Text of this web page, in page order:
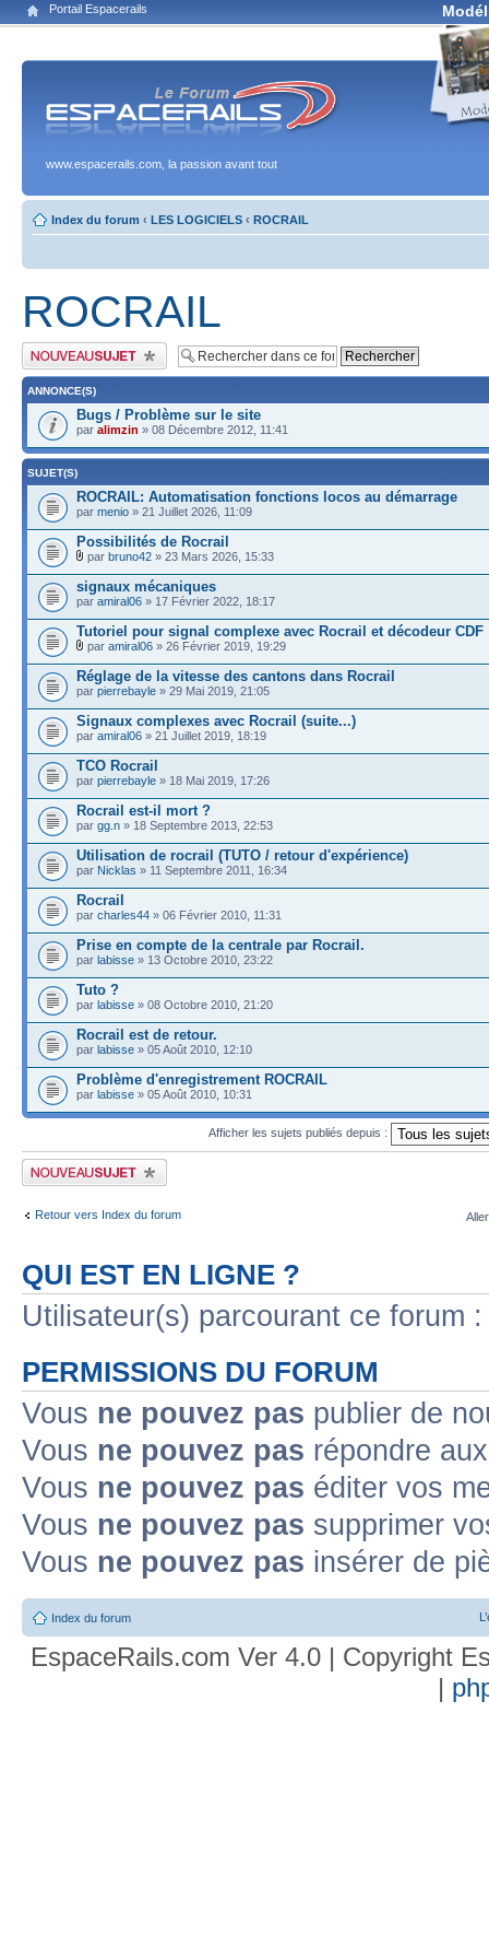
Portail Espacerails
www.espacerails.com, la passion avant tout
Index du forum ‹ LES LOGICIELS ‹ ROCRAIL
ROCRAIL
Publier un nouveau sujet
ANNONCE(S)
Bugs / Problème sur le site
par alimzin » 08 Décembre 2012, 11:41
SUJET(S)
ROCRAIL: Automatisation fonctions locos au démarrage
par menio » 21 Juillet 2026, 11:09
Possibilités de Rocrail
par bruno42 » 23 Mars 2026, 15:33
signaux mécaniques
par amiral06 » 17 Février 2022, 18:17
Tutoriel pour signal complexe avec Rocrail et décodeur CDF
par amiral06 » 26 Février 2019, 19:29
Réglage de la vitesse des cantons dans Rocrail
par pierrebayle » 29 Mai 2019, 21:05
Signaux complexes avec Rocrail (suite...)
par amiral06 » 21 Juillet 2019, 18:19
TCO Rocrail
par pierrebayle » 18 Mai 2019, 17:26
Rocrail est-il mort ?
par gg.n » 18 Septembre 2013, 22:53
Utilisation de rocrail (TUTO / retour d'expérience)
par Nicklas » 11 Septembre 2011, 16:34
Rocrail
par charles44 » 06 Février 2010, 11:31
Prise en compte de la centrale par Rocrail.
par labisse » 13 Octobre 2010, 23:22
Tuto ?
par labisse » 08 Octobre 2010, 21:20
Rocrail est de retour.
par labisse » 05 Août 2010, 12:10
Problème d'enregistrement ROCRAIL
par labisse » 05 Août 2010, 10:31
Afficher les sujets publiés depuis :
Publier un nouveau sujet
Retour vers Index du forum
QUI EST EN LIGNE ?
Utilisateur(s) parcourant ce forum
PERMISSIONS DU FORUM
Vous ne pouvez pas publier de
Vous ne pouvez pas répondre
Vous ne pouvez pas éditer vos
Vous ne pouvez pas supprimer
Vous ne pouvez pas insérer de
Index du forum
EspaceRails.com Ver 4.0 | Copyright
|